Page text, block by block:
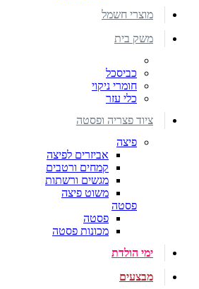
מוצרי חשמל
משק בית
כביסכל
חומרי ניקוי
כלי עזר
ציוד פצריה ופסטה
פיצה
אביזרים לפיצה
קמחים ורטבים
מגשים ורשתות
משוט פיצה
פסטה
פסטה
מכונות פסטה
ימי הולדת
מבצעים